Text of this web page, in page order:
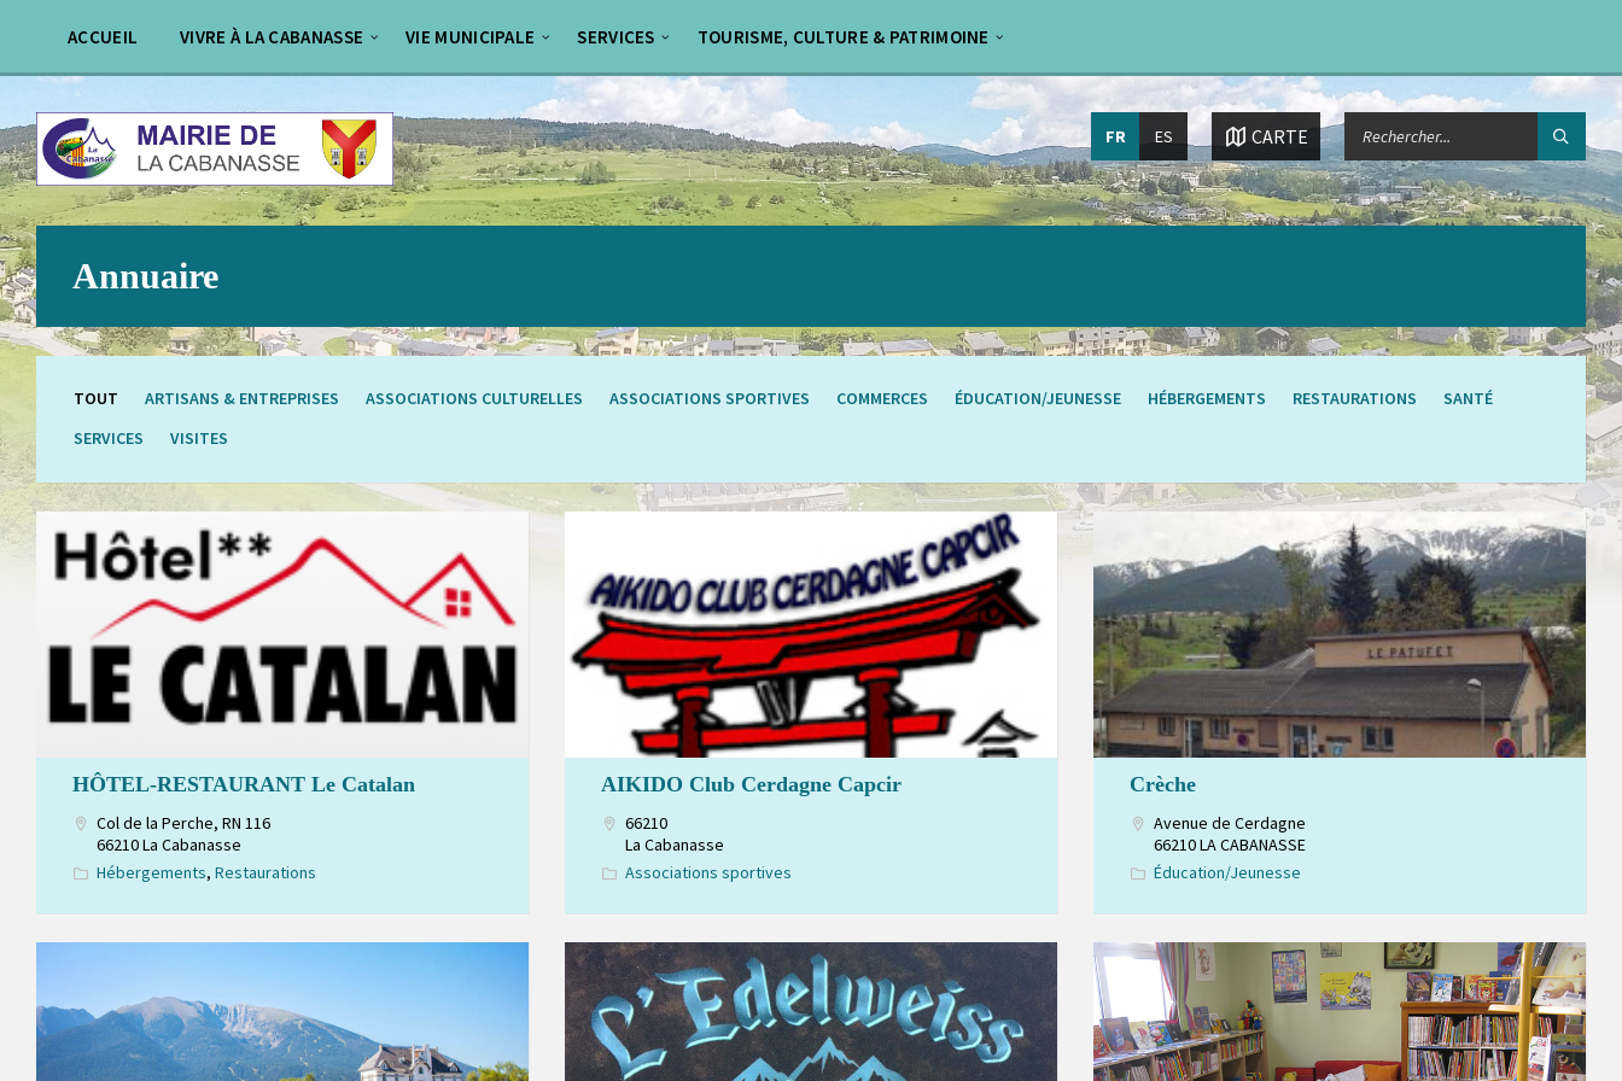
de
ACCUEIL VIVRE À LA CABANASSE VIE MUNICIPALE SERVICES TOURISME, CULTURE & PATRIMOINE
Choisissez
langue:
FR ES CARTE
CHERCHER:
Annuaire
TOUT ARTISANS & ENTREPRISES ASSOCIATIONS CULTURELLES ASSOCIATIONS SPORTIVES COMMERCES ÉDUCATION/JEUNESSE HÉBERGEMENTS RESTAURATIONS
SANTÉ
SERVICES
VISITES
HÔTEL-RESTAURANT Le Catalan
Col de la Perche, RN 116
66210 La Cabanasse
Hébergements, Restaurations
AIKIDO Club Cerdagne Capcir
66210
La Cabanasse
Associations sportives
Crèche
Avenue de Cerdagne
66210 LA CABANASSE
Éducation/Jeunesse